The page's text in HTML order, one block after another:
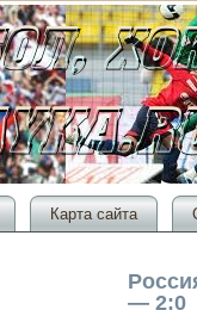
Карта сайта
— 2:0